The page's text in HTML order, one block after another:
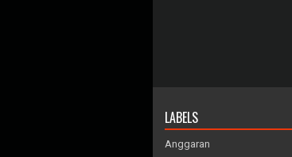
LABELS
Anggaran